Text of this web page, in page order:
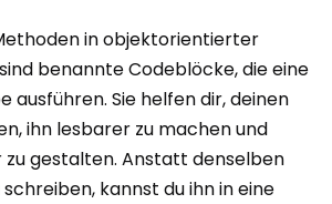
in objektorientierter
benannte Codeblöcke, die eine
ausführen. Sie helfen dir, deinen
ihn lesbarer zu machen und
gestalten. Anstatt denselben
kannst du ihn in eine